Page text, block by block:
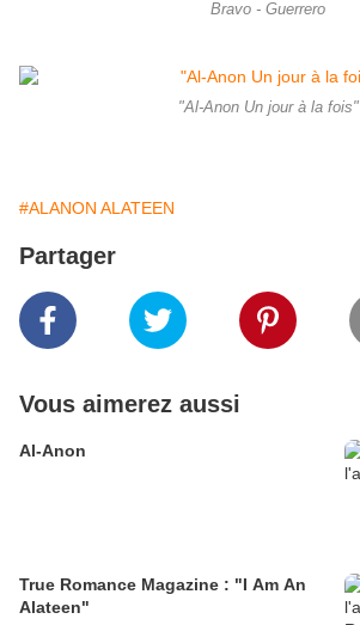
Bravo - Guerrero
"Al-Anon Un jour à la fois"
#ALANON ALATEEN
Partager
Vous aimerez aussi
Al-Anon
True Romance Magazine : "I Am An
Alateen"